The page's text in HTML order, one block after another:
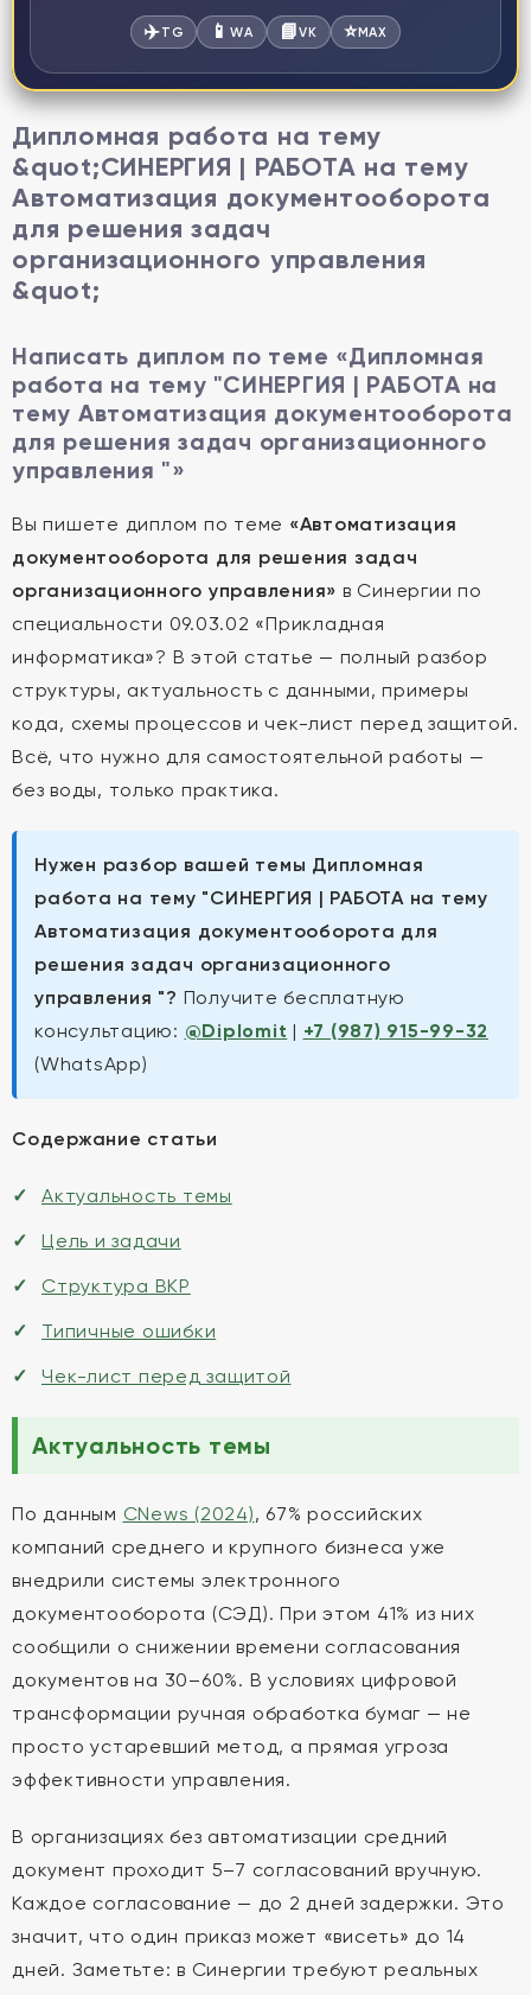
✈️TG 📱WA 📘VK ⭐MAX
Дипломная работа на тему
&quot;СИНЕРГИЯ | РАБОТА на тему
Автоматизация документооборота
для решения задач
организационного управления
&quot;
Написать диплом по теме «Дипломная
работа на тему "СИНЕРГИЯ | РАБОТА на
тему Автоматизация документооборота
для решения задач организационного
управления "»
Вы пишете диплом по теме «Автоматизация
документооборота для решения задач
организационного управления» в Синергии по
специальности 09.03.02 «Прикладная
информатика»? В этой статье — полный разбор
структуры, актуальность с данными, примеры
кода, схемы процессов и чек-лист перед защитой.
Всё, что нужно для самостоятельной работы —
без воды, только практика.
Нужен разбор вашей темы Дипломная
работа на тему "СИНЕРГИЯ | РАБОТА на тему
Автоматизация документооборота для
решения задач организационного
управления "? Получите бесплатную
консультацию: @Diplomit | +7 (987) 915-99-32
(WhatsApp)
Содержание статьи
Актуальность темы
Цель и задачи
Структура ВКР
Типичные ошибки
Чек-лист перед защитой
Актуальность темы
По данным CNews (2024), 67% российских
компаний среднего и крупного бизнеса уже
внедрили системы электронного
документооборота (СЭД). При этом 41% из них
сообщили о снижении времени согласования
документов на 30–60%. В условиях цифровой
трансформации ручная обработка бумаг — не
просто устаревший метод, а прямая угроза
эффективности управления.
В организациях без автоматизации средний
документ проходит 5–7 согласований вручную.
Каждое согласование — до 2 дней задержки. Это
значит, что один приказ может «висеть» до 14
дней. Заметьте: в Синергии требуют реальных